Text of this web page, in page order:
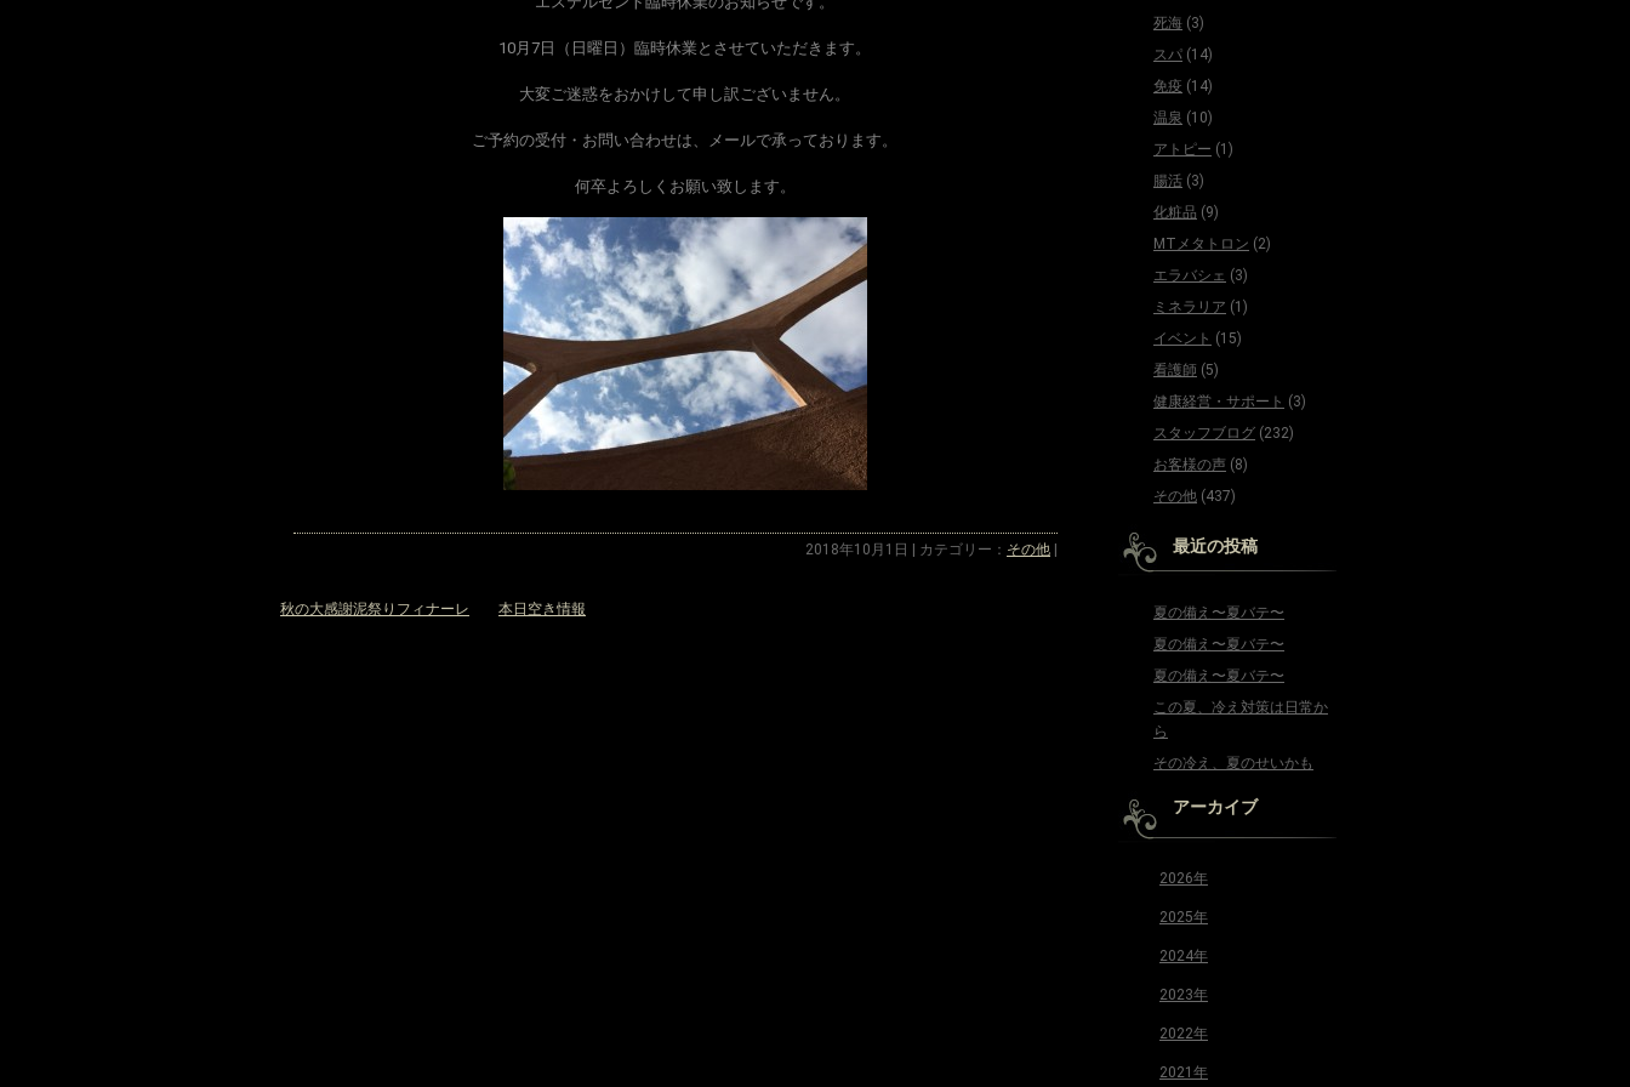
10月7日（日曜日）臨時休業とさせていただきます。
大変ご迷惑をおかけして申し訳ございません。
ご予約の受付・お問い合わせは、メールで承っております。
何卒よろしくお願い致します。
2018年10月1日 | カテゴリー： その他 |
秋の大感謝泥祭りフィナーレ 本日空き情報
死海 (3)
スパ (14)
免疫 (14)
温泉 (10)
アトピー (1)
腸活 (3)
化粧品 (9)
MTメタトロン (2)
エラバシェ (3)
ミネラリア (1)
イベント (15)
看護師 (5)
健康経営・サポート (3)
スタッフブログ (232)
お客様の声 (8)
その他 (437)
最近の投稿
夏の備え〜夏バテ〜
夏の備え〜夏バテ〜
夏の備え〜夏バテ〜
この夏、冷え対策は日常か
ら
その冷え、夏のせいかも
アーカイブ
2026年
2025年
2024年
2023年
2022年
2021年